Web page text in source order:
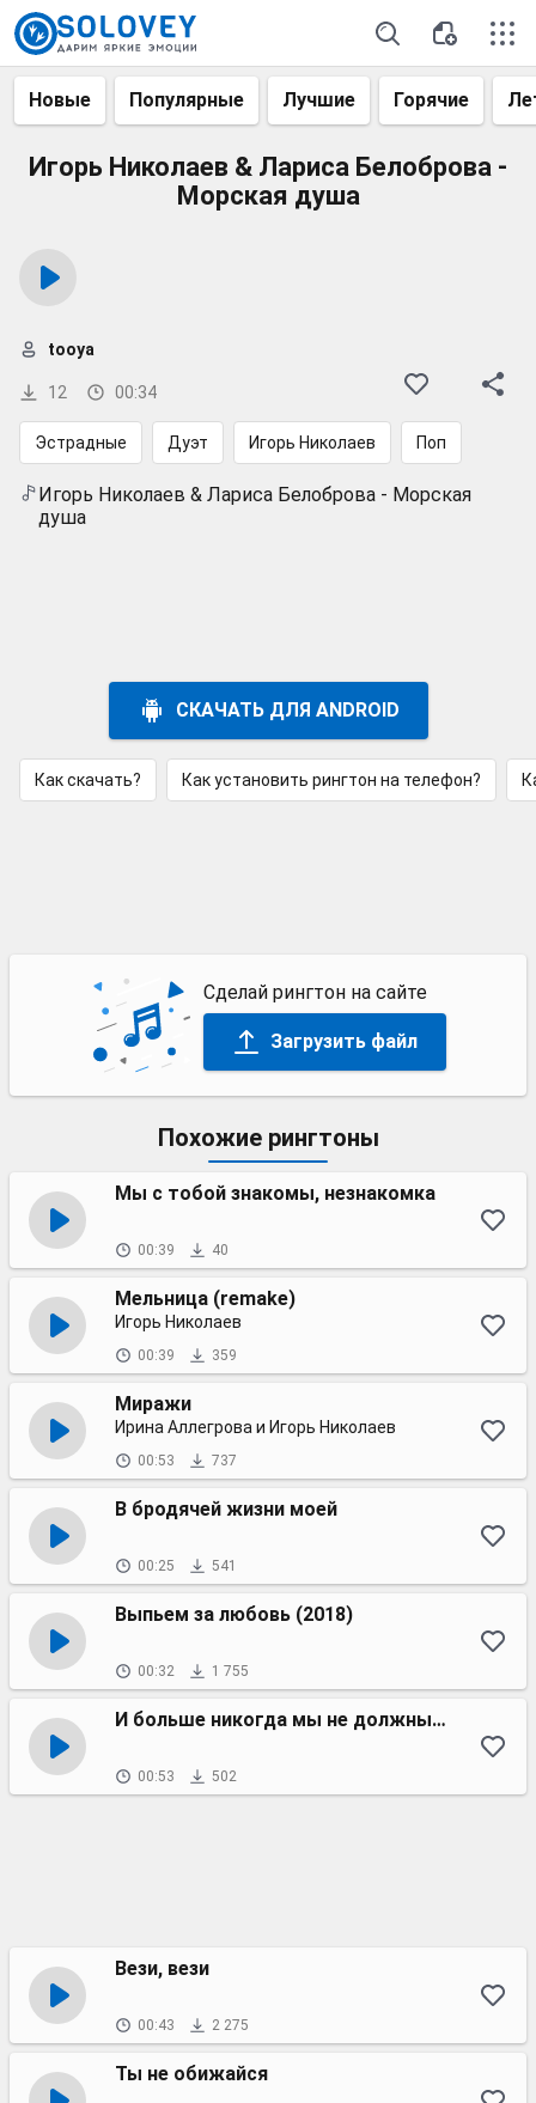
Новые Популярные Лучшие Горячие
Игорь Николаев & Лариса Белоброва -
Морская душа
12 00:34
tooya
Эстрадные Дуэт Игорь Николаев Поп
Игорь Николаев & Лариса Белоброва - Морская
душа
СКАЧАТЬ ДЛЯ ANDROID
Как скачать? Как установить рингтон на телефон?
Сделай рингтон на сайте
Загрузить файл
Похожие рингтоны
Мы с тобой знакомы, незнакомка
00:39 40
Мельница (remake)
Игорь Николаев
00:39 359
Миражи
Ирина Аллегрова и Игорь Николаев
00:53 737
В бродячей жизни моей
00:25 541
Выпьем за любовь (2018)
00:32 1 755
И больше никогда мы не должны расстаться
00:53 502
Вези, вези
00:43 2 275
Ты не обижайся